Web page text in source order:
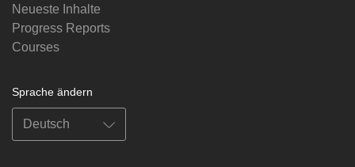
Neueste Inhalte
Progress Reports
Courses
Sprache ändern